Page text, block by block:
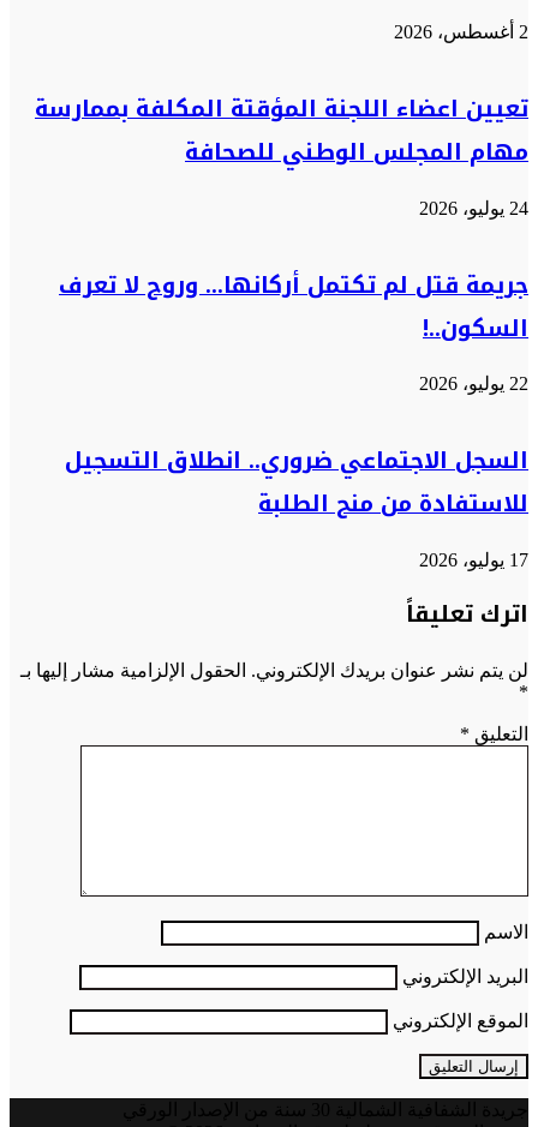
2 أغسطس، 2026
تعيين اعضاء اللجنة المؤقتة المكلفة بممارسة
مهام المجلس الوطني للصحافة
24 يوليو، 2026
جريمة قتل لم تكتمل أركانها… وروح لا تعرف
السكون..!
22 يوليو، 2026
السجل الاجتماعي ضروري.. انطلاق التسجيل
للاستفادة من منح الطلبة
17 يوليو، 2026
اترك تعليقاً
لن يتم نشر عنوان بريدك الإلكتروني. الحقول الإلزامية مشار إليها بـ
*
التعليق *
الاسم
البريد الإلكتروني
الموقع الإلكتروني